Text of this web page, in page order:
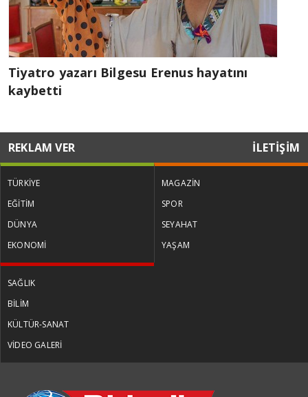
Tiyatro yazarı Bilgesu Erenus hayatını
kaybetti
REKLAM VER İLETİŞİM
TÜRKİYE
EĞİTİM
DÜNYA
EKONOMİ
MAGAZİN
SPOR
SEYAHAT
YAŞAM
SAĞLIK
BİLİM
KÜLTÜR-SANAT
VİDEO GALERİ